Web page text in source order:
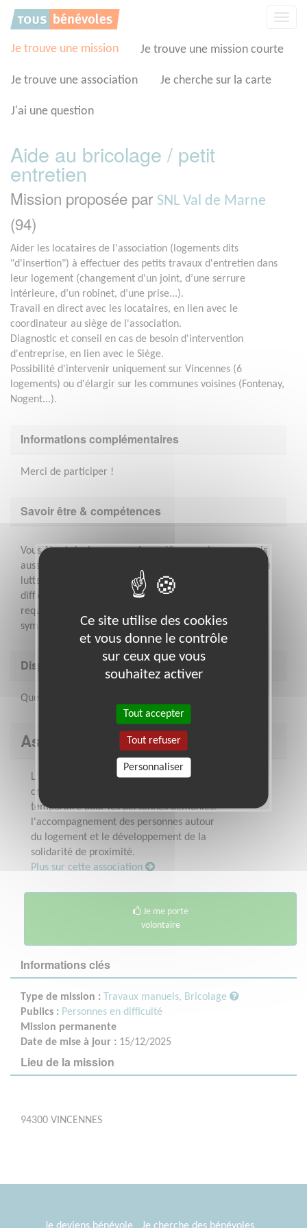
Je trouve une mission Je trouve une mission courte
Je trouve une association Je cherche sur la carte
J'ai une question
Aide au bricolage / petit
entretien
Mission proposée par SNL Val de Marne
(94)
Aider les locataires de l'association (logements dits
"d'insertion") à effectuer des petits travaux d'entretien dans
leur logement (changement d'un joint, d’une serrure
intérieure, d’un robinet, d’une prise...).
Travail en direct avec les locataires, en lien avec le
coordinateur au siège de l'association.
Diagnostic et conseil en cas de besoin d'intervention
d'entreprise, en lien avec le Siège.
Possibilité d'intervenir uniquement sur Vincennes (6
logements) ou d'élargir sur les communes voisines (Fontenay,
Nogent...).
Informations complémentaires
Merci de participer !
Savoir être & compétences
Vous êtes bricoleur, vous aimez dépanner les gens mais
aussi leur montrer comment s’y prendre eux-mêmes. La
lutte contre le mal-logement, l’aide aux personnes en
difficulté sont des questions qui vous motivent. Qualités
requises : autonomie, initiative, bonne humeur,
sympathie…
Disponibilité demandée
Quelques heures
Association : SNL Val de Marne
L'association se donne pour action la
création de logements et la location
temporaire pour les personnes démunies,
l'accompagnement des personnes autour
du logement et le développement de la
solidarité de proximité.
Plus sur cette association
Je me porte
volontaire
Informations clés
Type de mission : Travaux manuels, Bricolage
Publics : Personnes en difficulté
Mission permanente
Date de mise à jour : 15/12/2025
Lieu de la mission
94300 VINCENNES
Je deviens bénévole Je cherche des bénévoles
Panneau de gestion des cookies
Ce site utilise des cookies
et vous donne le contrôle
sur ceux que vous
souhaitez activer
Tout accepter
Tout refuser
Personnaliser